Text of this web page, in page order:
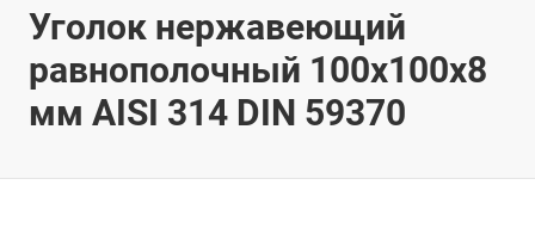
Уголок нержавеющий
равнополочный 100х100х8
мм AISI 314 DIN 59370